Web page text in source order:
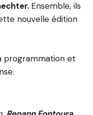
Ensemble, ils
nouvelle édition
programmation et